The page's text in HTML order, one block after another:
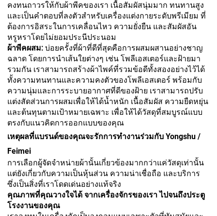
คงทนถาวรให้กับผ้าพีคของเรา เนื้อสัมผัสนุ่มมาก ทนทานสูง
และเป็นคำตอบที่ลงตัวสำหรับเครื่องแต่งกายระดับพรีเมียม ที่
ต้องการอิสระในการเคลื่อนไหว ความยั่งยืน และสัมผัสอัน
หรูหราโดยไม่ยอมประนีประนอม
ผ้าพีคผสม: บ่อยครั้งที่ผ้าที่ดีที่สุดคือการผสมผสานอย่างชาญ
ฉลาด โดยการนำเส้นใยต่างๆ เช่น โพลีเอสเตอร์และฝ้ายมา
รวมกัน เราสามารถสร้างผ้าไพค์ที่รวมข้อดีทั้งสองอย่างไว้ได้
ทั้งความทนทานและความคงตัวของโพลีเอสเตอร์ พร้อมกับ
ความนุ่มและการระบายอากาศที่ดีของฝ้าย เราสามารถปรับ
แต่งสัดส่วนการผสมเพื่อให้ได้น้ำหนัก เนื้อสัมผัส ความยืดหยุ่น
และต้นทุนตามเป้าหมายเฉพาะ เพื่อให้ได้วัสดุที่สมบูรณ์แบบ
ตรงกับแนวคิดการออกแบบของคุณ
เหตุผลที่แบรนด์ของคุณจะรักการทำงานร่วมกับ Yongshu /
Feimei
การเลือกผู้จัดจำหน่ายผ้านั้นเกี่ยวข้องมากกว่าแค่วัสดุเท่านั้น
แต่ยังเกี่ยวกับความเป็นหุ้นส่วน ความน่าเชื่อถือ และบริการ
ซึ่งเป็นสิ่งที่เราโดดเด่นอย่างแท้จริง
คุณภาพที่คุณวางใจได้ จากเครื่องจักรของเรา ไปจนถึงประตู
โรงงานของคุณ